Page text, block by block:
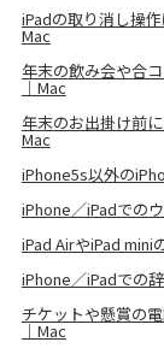
iPadの取り消し操
Mac
年末の飲み会や合
｜Mac
年末のお出掛け前
Mac
iPhone5s以外の
iPhone／iPadでの
iPad AirやiPad mini
iPhone／iPadでの
チケットや懸賞の
｜Mac